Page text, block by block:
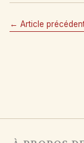
← Article